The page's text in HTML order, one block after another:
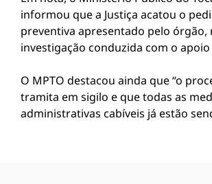
informou que a Justiça acatou o
preventiva apresentado pelo órgão,
investigação conduzida com o apoio
O MPTO destacou ainda que “o
tramita em sigilo e que todas as
administrativas cabíveis já estão